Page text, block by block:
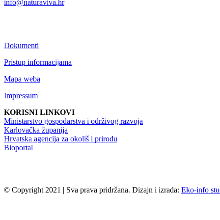
info@naturaviva.hr
Dokumenti
Pristup informacijama
Mapa weba
Impressum
KORISNI LINKOVI
Ministarstvo gospodarstva i održivog razvoja
Karlovačka županija
Hrvatska agencija za okoliš i prirodu
Bioportal
© Copyright 2021 | Sva prava pridržana. Dizajn i izrada: Eko-info